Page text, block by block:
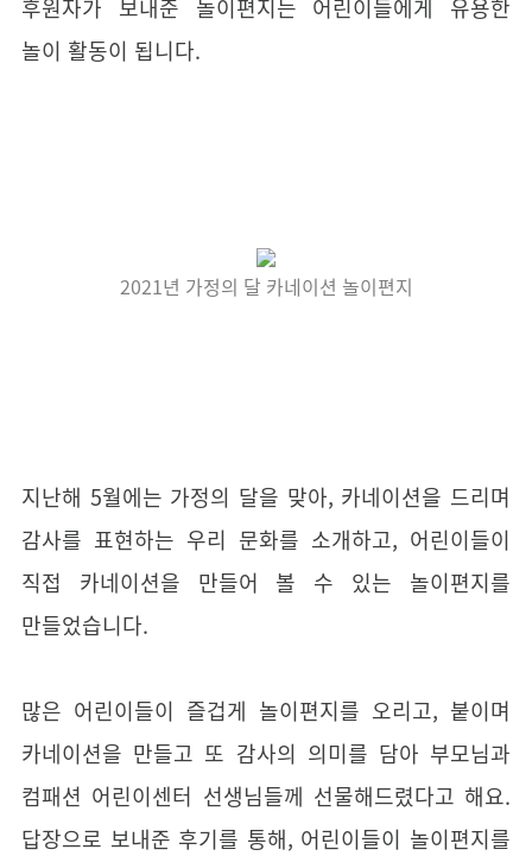
후원자가 보내준 놀이편지는 어린이들에게 유용한
놀이 활동이 됩니다.
2021년 가정의 달 카네이션 놀이편지
지난해 5월에는 가정의 달을 맞아, 카네이션을 드리며
감사를 표현하는 우리 문화를 소개하고, 어린이들이
직접 카네이션을 만들어 볼 수 있는 놀이편지를
만들었습니다.
많은 어린이들이 즐겁게 놀이편지를 오리고, 붙이며
카네이션을 만들고 또 감사의 의미를 담아 부모님과
컴패션 어린이센터 선생님들께 선물해드렸다고 해요.
답장으로 보내준 후기를 통해, 어린이들이 놀이편지를